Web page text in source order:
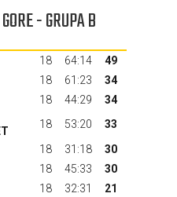
- GRUPA B
18 64:14
49
18 61:23
34
18 44:29
34
18 53:20
33
18 31:18
30
18 45:33
30
18 32:31
21